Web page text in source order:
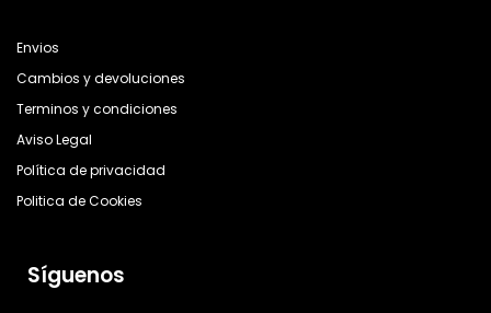
Envios
Cambios y devoluciones
Terminos y condiciones
Aviso Legal
Política de privacidad
Politica de Cookies
Síguenos